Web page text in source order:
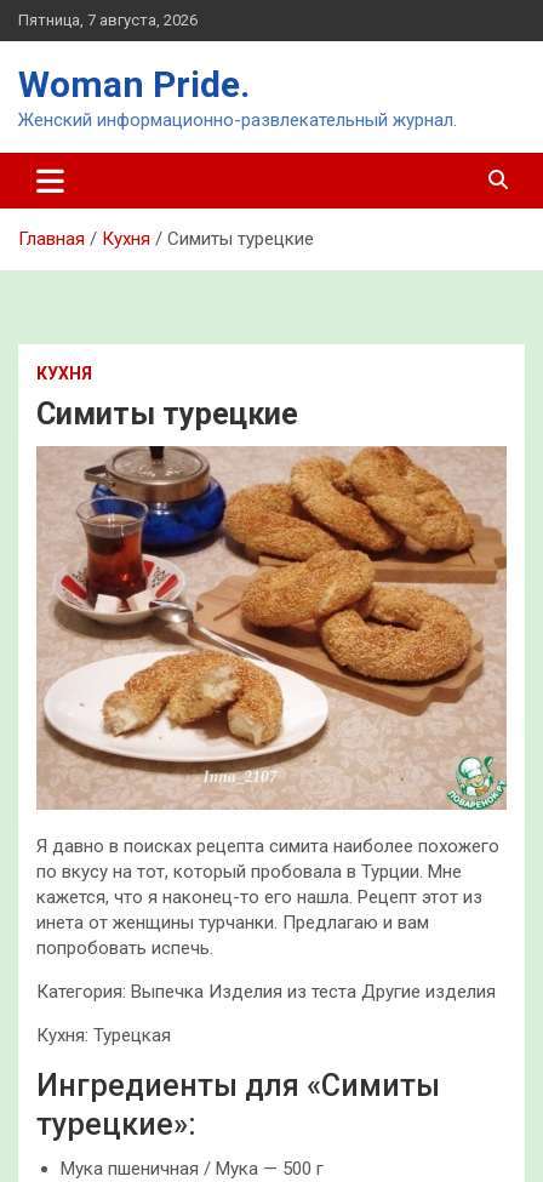
Перейти
к
Пятница, 7 августа, 2026
Woman Pride.
Женский информационно-развлекательный журнал.
Главная Кухня Симиты турецкие
КУХНЯ
Симиты турецкие
Я давно в поисках рецепта симита наиболее похожего
по вкусу на тот, который пробовала в Турции. Мне
кажется, что я наконец-то его нашла. Рецепт этот из
инета от женщины турчанки. Предлагаю и вам
попробовать испечь.
Категория: Выпечка Изделия из теста Другие изделия
Кухня: Турецкая
Ингредиенты для «Симиты
турецкие»:
Мука пшеничная / Мука — 500 г